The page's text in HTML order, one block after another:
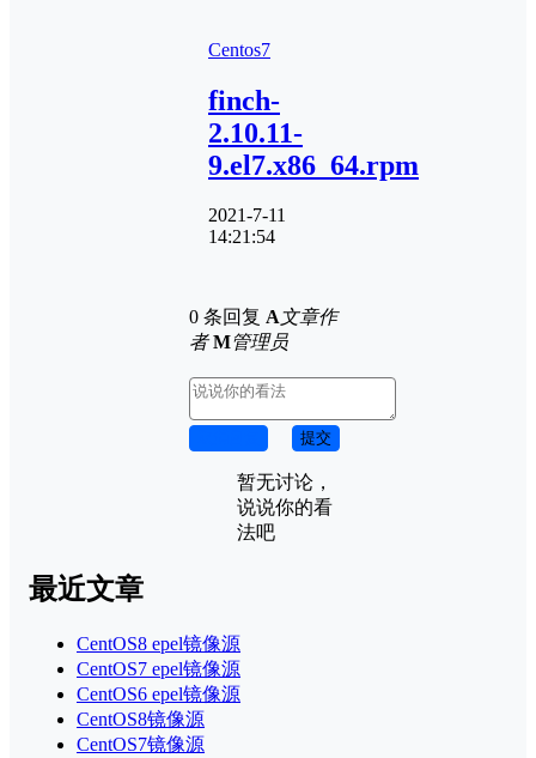
Centos7
finch-
2.10.11-
9.el7.x86_64.rpm
2021-7-11
14:21:54
0 条回复 A文章作
者 M管理员
提交
暂无讨论，
说说你的看
法吧
最近文章
CentOS8 epel镜像源
CentOS7 epel镜像源
CentOS6 epel镜像源
CentOS8镜像源
CentOS7镜像源